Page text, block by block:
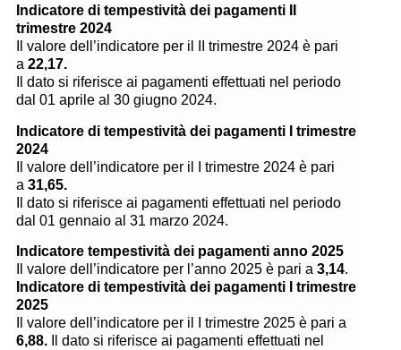
Indicatore di tempestività dei pagamenti II
trimestre 2024
Il valore dell’indicatore per il II trimestre 2024 è pari
a 22,17.
Il dato si riferisce ai pagamenti effettuati nel periodo
dal 01 aprile al 30 giugno 2024.
Indicatore di tempestività dei pagamenti I trimestre
2024
Il valore dell’indicatore per il I trimestre 2024 è pari
a 31,65.
Il dato si riferisce ai pagamenti effettuati nel periodo
dal 01 gennaio al 31 marzo 2024.
Indicatore tempestività dei pagamenti anno 2025
Il valore dell’indicatore per l’anno 2025 è pari a 3,14.
Indicatore di tempestività dei pagamenti I trimestre
2025
Il valore dell’indicatore per il I trimestre 2025 è pari a
6,88.
Il dato si riferisce ai pagamenti effettuati nel